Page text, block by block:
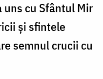
uns cu Sfântul Mir
şi sfintele
semnul crucii cu